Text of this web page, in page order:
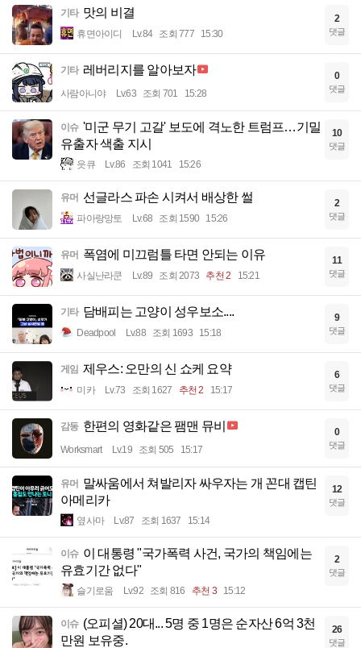
기타 맛의 비결
휴면아이디 Lv.84 조회 777 15:30
2
댓글
기타 레버리지를 알아보자
사람아니야 Lv.63 조회 701 15:28
0
댓글
이슈 '미군 무기 고갈' 보도에 격노한 트럼프…기밀
유출자 색출 지시
읏큐 Lv.86 조회 1041 15:26
10
댓글
유머 선글라스 파손 시켜서 배상한 썰
파아랑망토 Lv.68 조회 1590 15:26
2
댓글
유머 폭염에 미끄럼틀 타면 안되는 이유
사실난라쿤 Lv.89 조회 2073 추천 2 15:21
11
댓글
기타 담배피는 고양이 성우보소....
Deadpool Lv.88 조회 1693 15:18
9
댓글
게임 제우스: 오만의 신 쇼케 요약
미카 Lv.73 조회 1627 추천 2 15:17
6
댓글
감동 한편의 영화같은 팸맨 뮤비
Worksmart Lv.19 조회 505 15:17
0
댓글
유머 말싸움에서 쳐발리자 싸우자는 개 꼰대 캡틴
아메리카
옆사마 Lv.87 조회 1637 15:14
12
댓글
이슈 이 대통령 "국가폭력 사건, 국가의 책임에는
유효기간 없다"
슬기로움 Lv.92 조회 816 추천 3 15:12
2
댓글
이슈 (오피셜) 20대... 5명 중 1명은 순자산 6억 3천
만원 보유중.
26
댓글